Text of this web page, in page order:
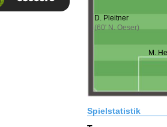
D. Pleitner
(60' N. Oeser)
M.
Spielstatistik